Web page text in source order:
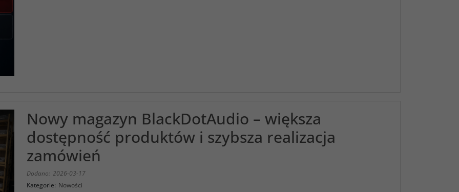
Nowy magazyn BlackDotAudio – większa
dostępność produktów i szybsza realizacja
zamówień
Dodano: 2026-03-17
Kategorie: Nowości